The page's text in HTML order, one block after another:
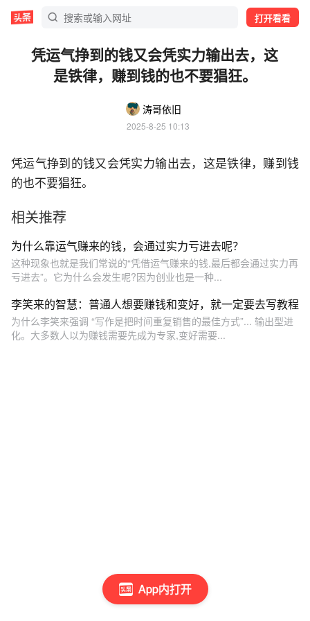
打开看看
App内打开
凭运气挣到的钱又会凭实力输出去，这
是铁律，赚到钱的也不要猖狂。
涛哥依旧
2025-8-25 10:13
凭运气挣到的钱又会凭实力输出去，这是铁律，赚到钱
的也不要猖狂。
相关推荐
为什么靠运气赚来的钱，会通过实力亏进去呢？
这种现象也就是我们常说的“凭借运气赚来的钱,最后都会通过实力再
亏进去”。它为什么会发生呢?因为创业也是一种...
李笑来的智慧：普通人想要赚钱和变好，就一定要去写教程
为什么李笑来强调 “写作是把时间重复销售的最佳方式”... 输出型进
化。大多数人以为赚钱需要先成为专家,变好需要...